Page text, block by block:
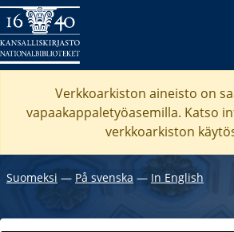
Verkkoarkiston aineisto on
vapaakappaletyöasemilla. Katso
verkkoarkiston
Suomeksi ― På svenska ― In English